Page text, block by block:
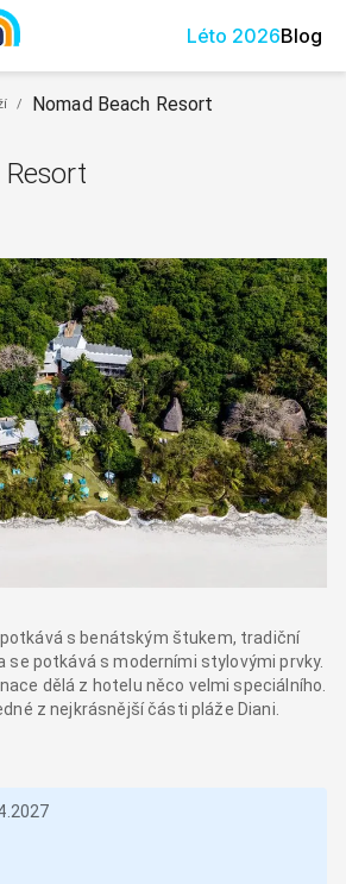
Léto 2026Blog
/ Nomad Beach Resort
Resort
s benátským štukem, tradiční
se potkává s moderními stylovými prvky.
dělá z hotelu něco velmi speciálního.
z nejkrásnější části pláže Diani.